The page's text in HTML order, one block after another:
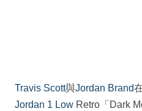
Travis Scott與Jordan Brand
Jordan 1 Low Retro「Dark